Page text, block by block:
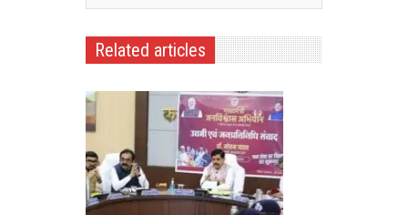
Related articles